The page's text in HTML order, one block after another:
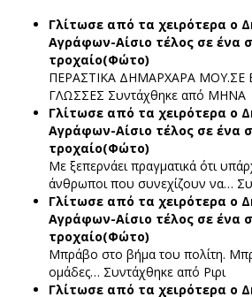
Γλίτωσε από τα χειρότερα ο
Αγράφων-Αίσιο τέλος σε ένα
τροχαίο(Φώτο)
ΠΕΡΑΣΤΙΚΑ ΔΗΜΑΡΧΑΡΑ ΜΟΥ.ΣΕ
ΓΛΩΣΣΕΣ Συντάχθηκε από ΜΗΝΑ
Γλίτωσε από τα χειρότερα ο
Αγράφων-Αίσιο τέλος σε ένα
τροχαίο(Φώτο)
Με ξεπερνάει πραγματικά ότι
άνθρωποι που συνεχίζουν να…
Γλίτωσε από τα χειρότερα ο
Αγράφων-Αίσιο τέλος σε ένα
τροχαίο(Φώτο)
Μπράβο στο βήμα του πολίτη.
ομάδες… Συντάχθηκε από Ριρι
Γλίτωσε από τα χειρότερα ο